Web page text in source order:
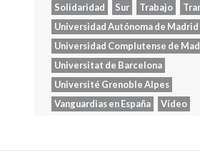
Solidaridad
Sur Trabajo
Universidad Autónoma de Madrid
Universidad Complutense de
Universitat de Barcelona
Université Grenoble Alpes
Vanguardias en España
Vídeo